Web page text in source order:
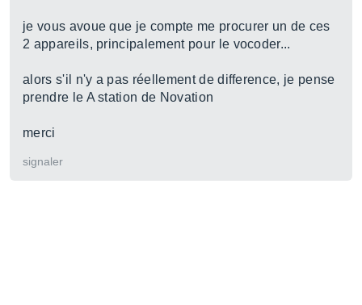
je vous avoue que je compte me procurer un de ces
2 appareils, principalement pour le vocoder...
alors s'il n'y a pas réellement de difference, je pense
prendre le A station de Novation
merci
signaler